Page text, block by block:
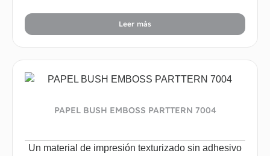
Leer más
PAPEL BUSH EMBOSS PARTTERN 7004
Un material de impresión texturizado sin adhesivo